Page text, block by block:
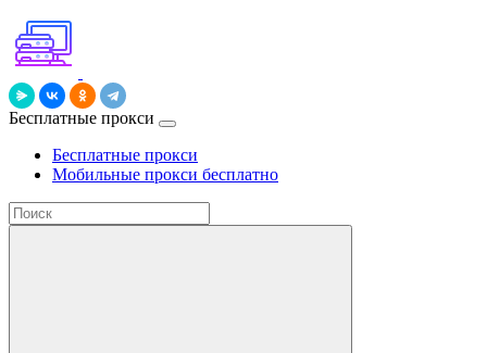
Бесплатные прокси
Бесплатные прокси
Мобильные прокси бесплатно